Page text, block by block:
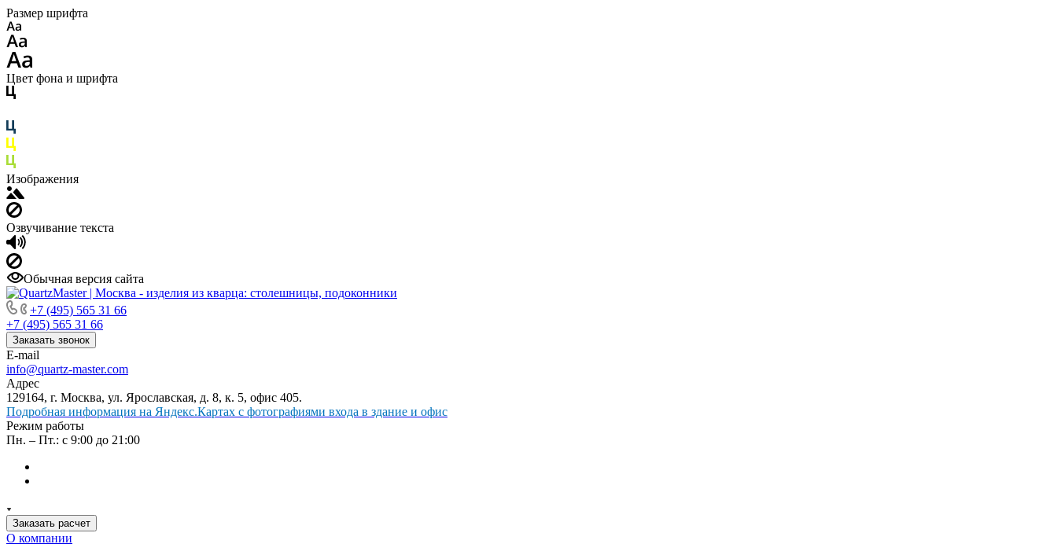
Размер шрифта
Цвет фона и шрифта
Изображения
Озвучивание текста
Обычная версия сайта
+7 (495) 565 31 66
+7 (495) 565 31 66
Заказать звонок
E-mail
info@quartz-master.com
Адрес
129164, г. Москва, ул. Ярославская, д. 8, к. 5, офис 405.
Подробная информация на Яндекс.Картах с фотографиями входа в здание и офис
Режим работы
Пн. – Пт.: с 9:00 до 21:00
Заказать расчет
О компании